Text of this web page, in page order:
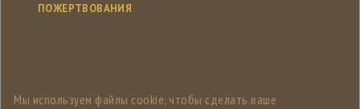
ПОЖЕРТВОВАНИЯ
Мы используем файлы cookie, чтобы сделать ваше